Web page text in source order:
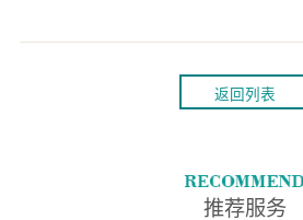
返回列表
推荐服务